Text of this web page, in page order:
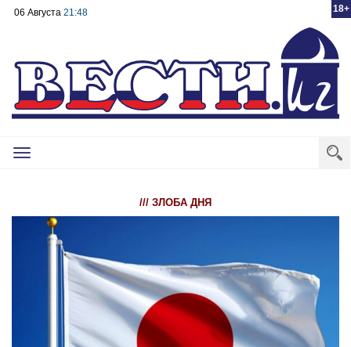
18+
06 Августа 21:48
Toggle
/// ЗЛОБА ДНЯ